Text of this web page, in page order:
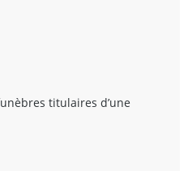
titulaires d’une